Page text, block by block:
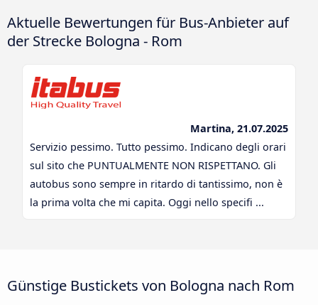
Aktuelle Bewertungen für Bus-Anbieter auf
der Strecke Bologna - Rom
Martina, 21.07.2025
Servizio pessimo. Tutto pessimo. Indicano degli orari
sul sito che PUNTUALMENTE NON RISPETTANO. Gli
autobus sono sempre in ritardo di tantissimo, non è
la prima volta che mi capita. Oggi nello specifi ...
Günstige Bustickets von Bologna nach Rom